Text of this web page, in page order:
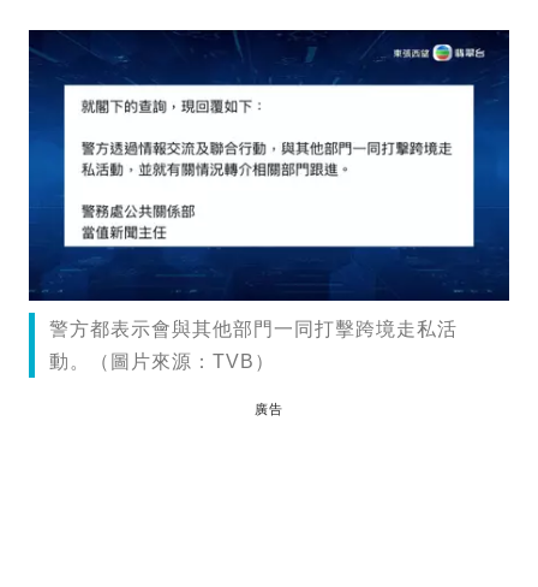
警方都表示會與其他部門一同打擊跨境走私活
動。（圖片來源：TVB）
廣告